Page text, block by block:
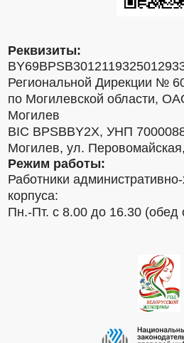
Реквизиты:
Региональной Дирекции №
по Могилевской области,
Могилев
BIC BPSBBY2X, УНП
Могилев, ул.
Режим работы:
Работники
корпуса:
Пн.-Пт. с 8.00 до 16.30 (обед